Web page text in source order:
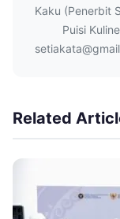
Kaku (Penerbit
Puisi
Related